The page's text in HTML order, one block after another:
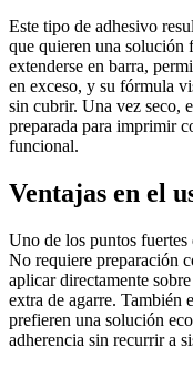
Este tipo de adhesivo
que quieren una
extenderse en barra,
en exceso, y su fórmula
sin cubrir. Una vez seco,
preparada para imprimir
funcional.
Ventajas en el
Uno de los puntos fuertes
No requiere preparación
aplicar directamente
extra de agarre. También
prefieren una solución
adherencia sin recurrir a